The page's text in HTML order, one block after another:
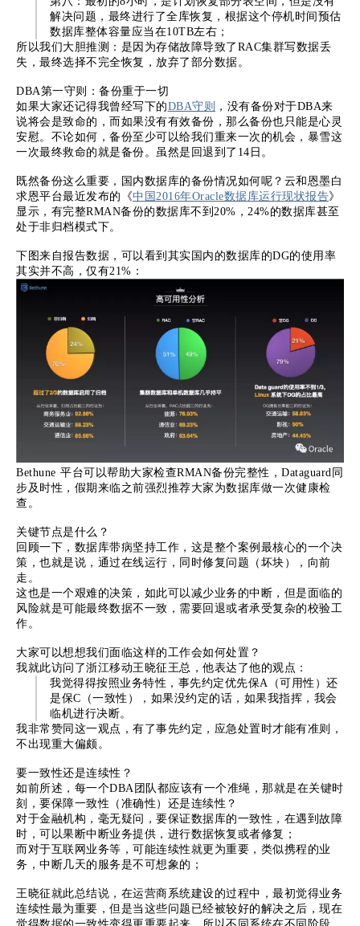
解决问题，最终进行了全库恢复，根据这个停机时间预估
数据库整体容量应当在10TB左右；
所以我们大胆推测：是因为存储故障导致了RAC集群写数据丢
失，最终选择不完全恢复，放弃了部分数据。
DBA第一守则：备份重于一切
如果大家还记得我曾经写下的DBA守则 ，没有备份对于DBA来
说将会是致命的，而如果没有有效备份，那么备份也只能是心灵
安慰。不论如何，备份至少可以给我们重来一次的机会，暴雪这
一次最终救命的就是备份。虽然是回退到了14日。
既然备份这么重要，国内数据库的备份情况如何呢？云和恩墨白
求恩平台最近发布的《中国2016年Oracle数据库运行现状报告》
显示，有完整RMAN备份的数据库不到20%，24%的数据库甚至
处于非归档模式下。
下图来自报告数据，可以看到其实国内的数据库的DG的使用率
其实并不高，仅有21%：
Bethune 平台可以帮助大家检查RMAN备份完整性，Dataguard同
步及时性，假期来临之前强烈推荐大家为数据库做一次健康检
查。
关键节点是什么？
回顾一下，数据库带病坚持工作，这是整个案例最核心的一个决
策，也就是说，通过在线运行，同时修复问题（坏块），向前
走。
这也是一个艰难的决策，如此可以减少业务的中断，但是面临的
风险就是可能最终数据不一致，需要回退或者承受复杂的校验工
作。
大家可以想想我们面临这样的工作会如何处置？
我就此访问了浙江移动王晓征王总，他表达了他的观点：
我觉得得按照业务特性，事先约定优先保A（可用性）还
是保C（一致性），如果没约定的话，如果我指挥，我会
临机进行决断。
我非常赞同这一观点，有了事先约定，应急处置时才能有准则，
不出现重大偏颇。
要一致性还是连续性？
如前所述，每一个DBA团队都应该有一个准绳，那就是在关键时
刻，要保障一致性（准确性）还是连续性？
对于金融机构，毫无疑问，要保证数据库的一致性，在遇到故障
时，可以果断中断业务提供，进行数据恢复或者修复；
而对于互联网业务等，可能连续性就更为重要，类似携程的业
务，中断几天的服务是不可想象的；
王晓征就此总结说，在运营商系统建设的过程中，最初觉得业务
连续性最为重要，但是当这些问题已经被较好的解决之后，现在